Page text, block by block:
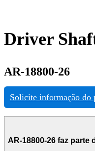
Driver
AR-18800-26
Solicite informação do
AR-18800-26 faz parte